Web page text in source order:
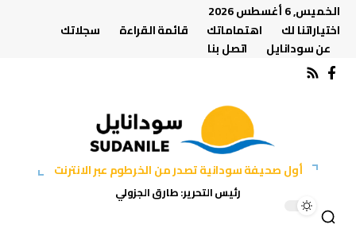
الخميس, 6 أغسطس 2026
اختياراتنا لك
اهتماماتك قائمة القراءة
سجلاتك
عن سودانايل
اتصل بنا
أول صحيفة سودانية تصدر من الخرطوم عبر الانترنت
رئيس التحرير: طارق الجزولي